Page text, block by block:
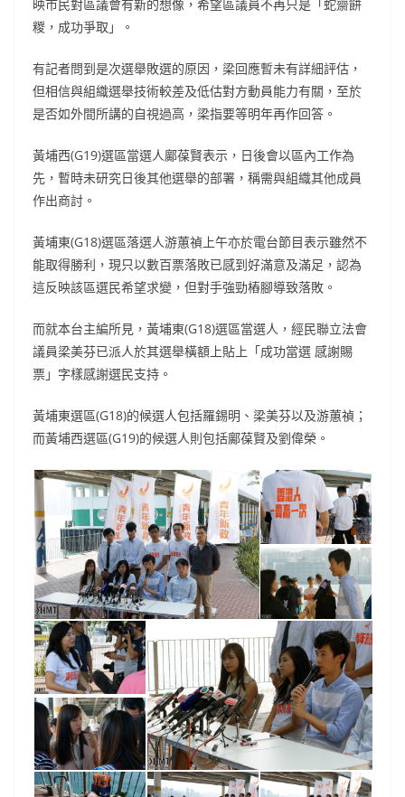
映市民對區議會有新的想像，希望區議員不再只是「蛇齋餅
糉，成功爭取」。
有記者問到是次選舉敗選的原因，梁回應暫未有詳細評估，
但相信與組織選舉技術較差及低估對方動員能力有關，至於
是否如外間所講的自視過高，梁指要等明年再作回答。
黃埔西(G19)選區當選人鄺葆賢表示，日後會以區內工作為
先，暫時未研究日後其他選舉的部署，稱需與組織其他成員
作出商討。
黃埔東(G18)選區落選人游蕙禎上午亦於電台節目表示雖然不
能取得勝利，現只以數百票落敗已感到好滿意及滿足，認為
這反映該區選民希望求變，但對手強勁樁腳導致落敗。
而就本台主編所見，黃埔東(G18)選區當選人，經民聯立法會
議員梁美芬已派人於其選舉橫額上貼上「成功當選 感謝賜
票」字樣感謝選民支持。
黃埔東選區(G18)的候選人包括羅錫明、梁美芬以及游蕙禎；
而黃埔西選區(G19)的候選人則包括鄺葆賢及劉偉榮。